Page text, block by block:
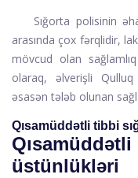
Sığorta polisinin
arasında çox fərqlidir,
mövcud olan
olaraq, əlverişli
əsasən tələb olunan
Qısamüddətli tibbi
Qısamüddətli
üstünlükləri